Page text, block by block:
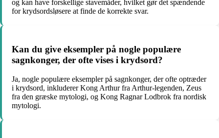
og kan have forskellige stavemåder, hvilket gør det spændende
for krydsordsløsere at finde de korrekte svar.
Kan du give eksempler på nogle populære
sagnkonger, der ofte vises i krydsord?
Ja, nogle populære eksempler på sagnkonger, der ofte optræder
i krydsord, inkluderer Kong Arthur fra Arthur-legenden, Zeus
fra den græske mytologi, og Kong Ragnar Lodbrok fra nordisk
mytologi.